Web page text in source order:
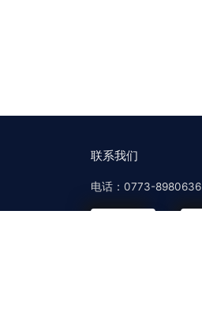
联系我们
电话：0773-8980636